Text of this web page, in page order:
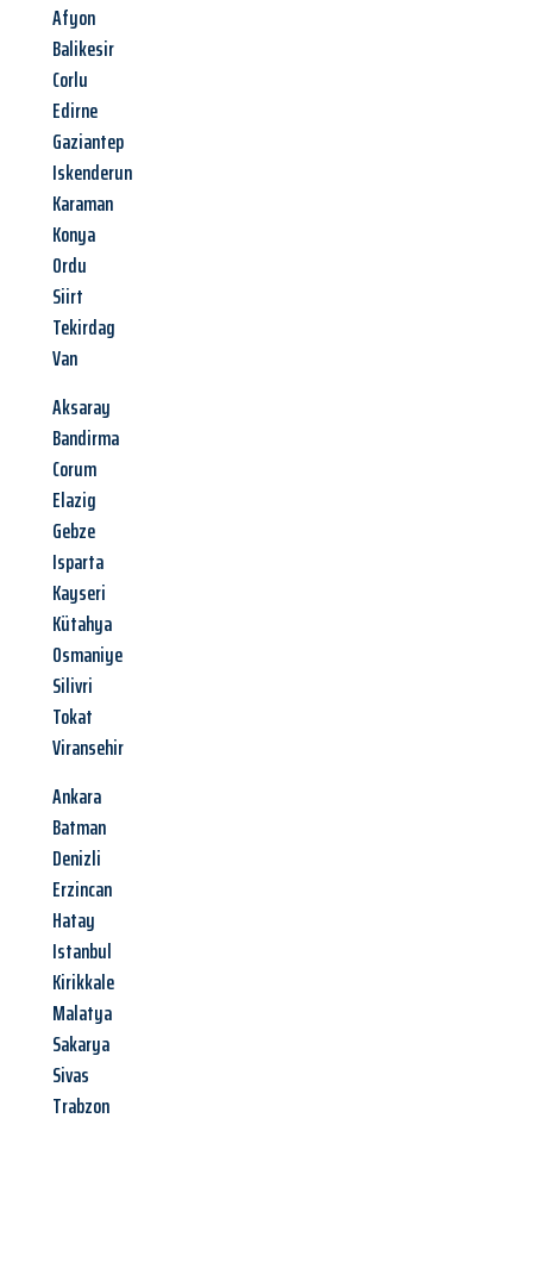
Afyon
Balikesir
Corlu
Edirne
Gaziantep
Iskenderun
Karaman
Konya
Ordu
Siirt
Tekirdag
Van
Aksaray
Bandirma
Corum
Elazig
Gebze
Isparta
Kayseri
Kütahya
Osmaniye
Silivri
Tokat
Viransehir
Ankara
Batman
Denizli
Erzincan
Hatay
Istanbul
Kirikkale
Malatya
Sakarya
Sivas
Trabzon